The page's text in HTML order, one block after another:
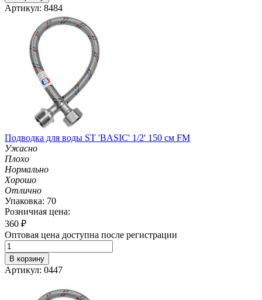
Артикул: 8484
Подводка для воды ST 'BASIC' 1/2' 150 см FM
Ужасно
Плохо
Нормально
Хорошо
Отлично
Упаковка: 70
Розничная цена:
360 ₽
Оптовая цена доступна после регистрации
В корзину
Артикул: 0447